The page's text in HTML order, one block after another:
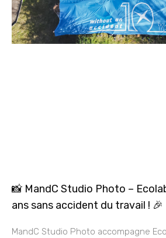
📸 MandC Studio Photo –
ans sans accident du travail ! 🎉
MandC Studio Photo accompagne